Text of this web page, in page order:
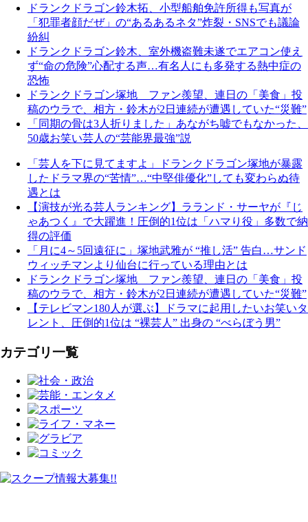
ドランクドラゴン鈴木拓、小型船舶免許所得も写真が
「犯罪者顔だぜ」の“あるあるネタ”炸裂・SNSでも議論
紛糾
ドランクドラゴン鈴木、室外機盗難未遂でエアコン使え
ず“命の危険”心配する声…有名人にも多発する熱中症の
恐怖
ドランクドラゴン塚地 ファン羨望、連日の「美食」投
稿のウラで、相方・鈴木が2日連続が遭遇していた“災難”
「同期の骨は3人折りました」あながち嘘でもなかった、
50歳お笑い芸人の“芸能界最強”説
「芸人を下に見てますよ」ドランクドラゴン塚地が暴露
したドラマ界の“苦情”…“中堅俳優化”しても変わらぬ待
遇とは
【演技が光る芸人ランキング】ラランド・サーヤが『じ
ゃあつく』で大躍進！圧倒的1位は「ハマり役」多数で納
得の評価
「月に4～5回遠征に」塚地武雅が “推し活” 告白…サンド
ウィッチマンより仙台に行っている理由とは
ドランクドラゴン塚地 ファン羨望、連日の「美食」投
稿のウラで、相方・鈴木が2日連続が遭遇していた“災難”
【テレビマン180人が選ぶ】ドラマに起用したいお笑いタ
レント、圧倒的1位は “裸芸人” 出身の “べらぼう男”
カテゴリ一覧